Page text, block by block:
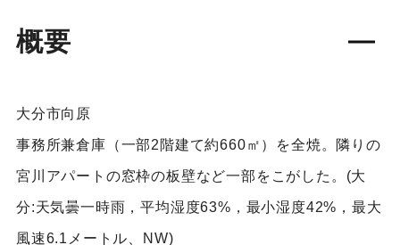
概要
大分市向原
事務所兼倉庫（一部2階建て約660㎡）を全焼。隣りの
宮川アパートの窓枠の板壁など一部をこがした。(大
分:天気曇一時雨，平均湿度63%，最小湿度42%，最大
風速6.1メートル、NW)